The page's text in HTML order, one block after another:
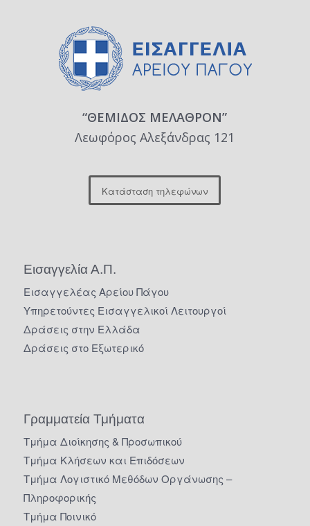
“ΘΕΜΙΔΟΣ ΜΕΛΑΘΡΟΝ”
Λεωφόρος Αλεξάνδρας 121
Κατάσταση τηλεφώνων
Εισαγγελία Α.Π.
Εισαγγελέας Αρείου Πάγου
Υπηρετούντες Εισαγγελικοί Λειτουργοί
Δράσεις στην Ελλάδα
Δράσεις στο Εξωτερικό
Γραμματεία Τμήματα
Τμήμα Διοίκησης & Προσωπικού
Τμήμα Κλήσεων και Επιδόσεων
Τμήμα Λογιστικό Μεθόδων Οργάνωσης –
Πληροφορικής
Τμήμα Ποινικό